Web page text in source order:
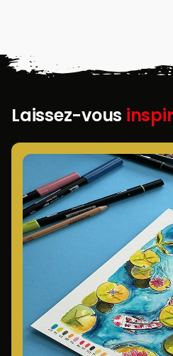
Laissez-vous